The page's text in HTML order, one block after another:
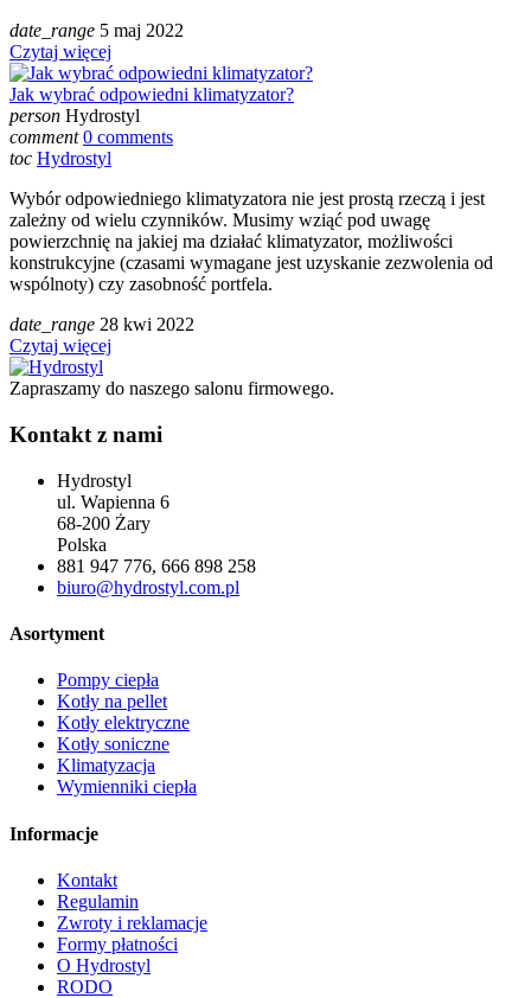
date_range 5 maj 2022
Czytaj więcej
Jak wybrać odpowiedni klimatyzator?
person Hydrostyl
comment 0 comments
toc Hydrostyl
Wybór odpowiedniego klimatyzatora nie jest prostą rzeczą i jest
zależny od wielu czynników. Musimy wziąć pod uwagę
powierzchnię na jakiej ma działać klimatyzator, możliwości
konstrukcyjne (czasami wymagane jest uzyskanie zezwolenia od
wspólnoty) czy zasobność portfela.
date_range 28 kwi 2022
Czytaj więcej
Zapraszamy do naszego salonu firmowego.
Kontakt z nami
Hydrostyl
ul. Wapienna 6
68-200 Żary
Polska
881 947 776, ​666 898 258
biuro@hydrostyl.com.pl
Asortyment
Pompy ciepła
Kotły na pellet
Kotły elektryczne
Kotły soniczne
Klimatyzacja
Wymienniki ciepła
Informacje
Kontakt
Regulamin
Zwroty i reklamacje
Formy płatności
O Hydrostyl
RODO